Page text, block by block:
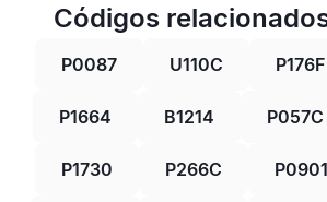
Códigos
P0087 U110C P176F
P1664 B1214 P057C
P1730 P266C P0901